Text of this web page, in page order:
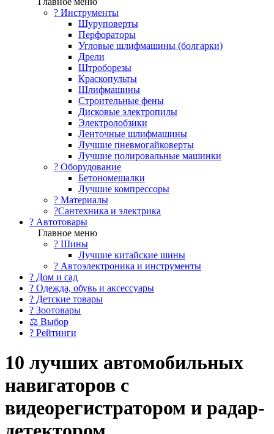
?️ Инструменты
Шуруповерты
Перфораторы
Угловые шлифмашины (болгарки)
Дрели
Штроборезы
Краскопульты
Шлифмашины
Строительные фены
Дисковые электропилы
Электролобзики
Ленточные шлифмашины
Лучшие пневмогайковерты
Лучшие полировальные машинки
?️ Оборудование
Бетономешалки
Лучшие компрессоры
? Материалы
?Сантехника и электрика
? Автотовары
Главное меню
? Шины
Лучшие китайские шины
? Автоэлектроника и инструменты
? Дом и сад
? Одежда, обувь и аксессуары
? Детские товары
? Зоотовары
⚖ Выбор
? Рейтинги
10 лучших автомобильных
навигаторов с
видеорегистратором и радар-